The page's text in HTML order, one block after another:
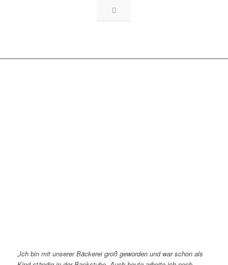
„Ich bin mit unserer Bäckerei groß geworden und war schon als